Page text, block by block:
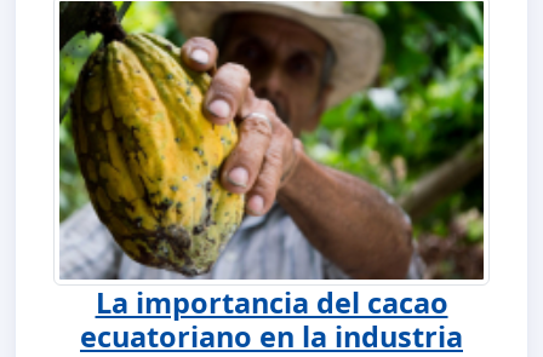
La importancia del cacao
ecuatoriano en la industria